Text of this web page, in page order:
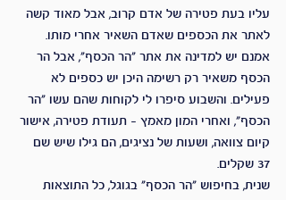
עליו בעת פטירה של אדם קרוב, אבל מאוד קשה
לאתר את הכספים שאדם השאיר אחרי מותו.
אמנם יש למדינה את אתר "הר הכסף", אבל הר
הכסף משאיר רק רשימה היכן יש כספים לא
פעילים. והשבוע סיפרו לי לקוחות שהם עשו "הר
הכסף", ואחרי המון מאמץ – תעודת פטירה, אישור
קיום צוואה, ושעות של נציגים, הם גילו שיש שם
37 שקלים.
שנית, בחיפוש "הר הכסף" בגוגל, כל התוצאות